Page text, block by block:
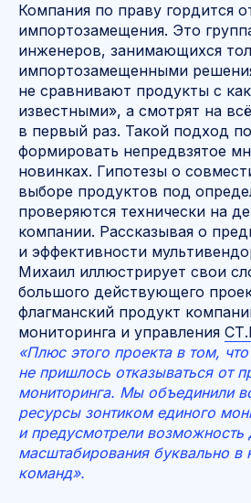
Компания по праву гордится
импортозамещения. Это
инженеров, занимающихся
импортозамещенными
не сравнивают продукты с
известными», а смотрят на
в первый раз. Такой подход
формировать непредвзятое
новинках. Гипотезы о
выборе продуктов под
проверяются технически на
компании. Рассказывая о
и эффективности
Михаил иллюстрирует свои
большого действующего
флагманский продукт
мониторинга и управления
«Плюс этого проекта в том, что
не пришлось отказываться от
мониторинга. Мы объединили
ресурсы зонтиком единого
и предусмотрели возможность
масштабирования буквально в
команд».